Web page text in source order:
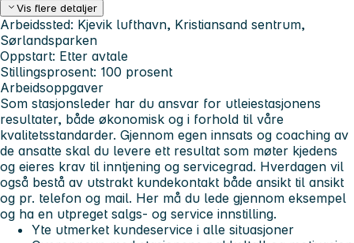
Vis flere detaljer
Arbeidssted: Kjevik lufthavn, Kristiansand sentrum,
Sørlandsparken
Oppstart: Etter avtale
Stillingsprosent: 100 prosent
Arbeidsoppgaver
Som stasjonsleder har du ansvar for utleiestasjonens
resultater, både økonomisk og i forhold til våre
kvalitetsstandarder. Gjennom egen innsats og coaching av
de ansatte skal du levere ett resultat som møter kjedens
og eieres krav til inntjening og servicegrad. Hverdagen vil
også bestå av utstrakt kundekontakt både ansikt til ansikt
og pr. telefon og mail. Her må du lede gjennom eksempel
og ha en utpreget salgs- og service innstilling.
Yte utmerket kundeservice i alle situasjoner